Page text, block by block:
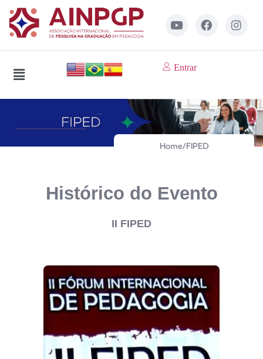
Entrar
Home/FIPED
Histórico do Evento
II FIPED